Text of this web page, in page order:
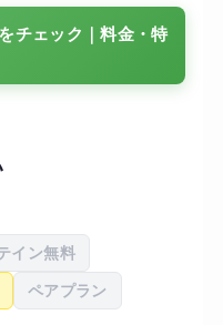
手な私でも「効い
きました。3ヶ月で
ト周りが劇的に引き
、疲れにくい体
した。
チェック｜料金・特
イン無料
ペアプラン